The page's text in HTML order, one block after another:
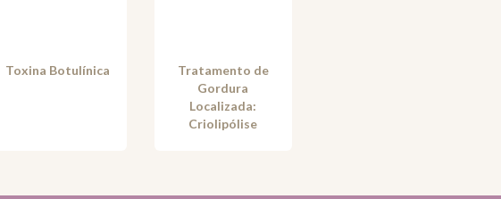
Toxina Botulínica
Tratamento de
Gordura
Localizada:
Criolipólise